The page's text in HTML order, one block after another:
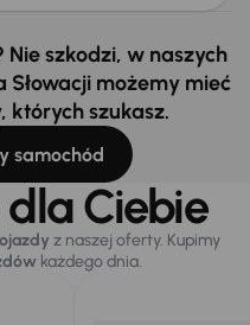
Nie szkodzi, w naszych
Słowacji możemy mieć
których szukasz.
samochód
Ciebie
z naszej oferty. Kupimy
każdego dnia.